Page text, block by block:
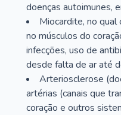
doenças autoimunes,
Miocardite, no
no músculos do
infecções, uso de
desde falta de ar até
Arteriosclerose
artérias (canais que
coração e outros